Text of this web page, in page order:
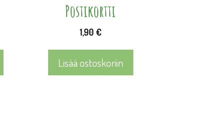
Postikortti
1,90 €
Lisää ostoskoriin